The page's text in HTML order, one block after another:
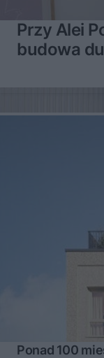
Przy Alei
budowa
Ponad 100